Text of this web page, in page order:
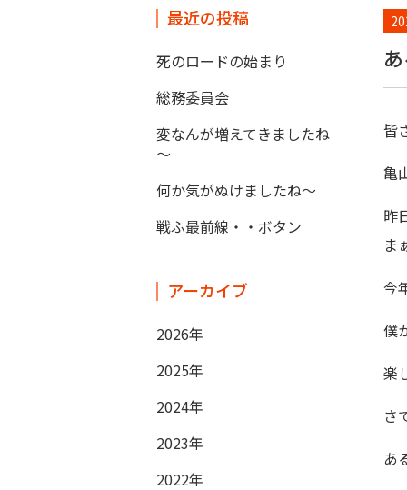
皆
亀
昨
ま
今
僕
楽
さ
あ
最近の投稿
死のロードの始まり
総務委員会
変なんが増えてきましたね
～
何か気がぬけましたね～
戦ふ最前線・・ボタン
アーカイブ
2026年
2025年
2024年
2023年
2022年